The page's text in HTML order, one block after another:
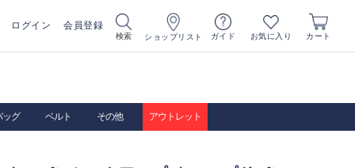
ログイン 会員登録
検索 ショップリスト ガイド お気に入り カート
ッグ ベルト その他 アウトレット